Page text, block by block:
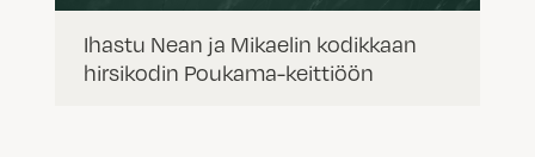
Ihastu Nean ja Mikaelin kodikkaan
hirsikodin Poukama-keittiöön